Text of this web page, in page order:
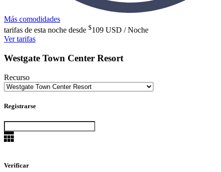
Más comodidades
tarifas de esta noche desde $109 USD / Noche
Ver tarifas
Westgate Town Center Resort
Recurso
Registrarse
Verificar